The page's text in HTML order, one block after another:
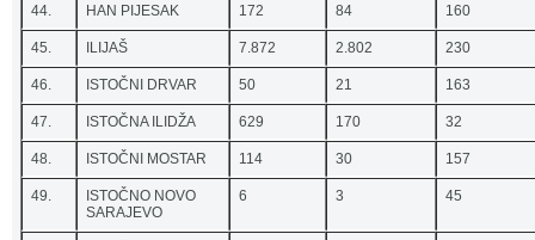
44. HAN PIJESAK 172 84 160
45. ILIJAŠ 7.872 2.802 230
46. ISTOČNI DRVAR 50 21 163
47. ISTOČNA ILIDŽA 629 170 32
48. ISTOČNI MOSTAR 114 30 157
49.
ISTOČNO NOVO
SARAJEVO
6 3 45